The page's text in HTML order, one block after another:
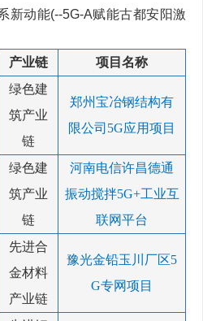
新动能(--5G-A赋能古都安阳激
产业链 项目名称
绿色建
筑产业
链
郑州宝冶钢结构有
限公司5G应用项目
绿色建
筑产业
链
河南电信许昌德通
振动搅拌5G+工业互
联网平台
先进合
金材料
产业链
豫光金铅玉川厂区5
G专网项目